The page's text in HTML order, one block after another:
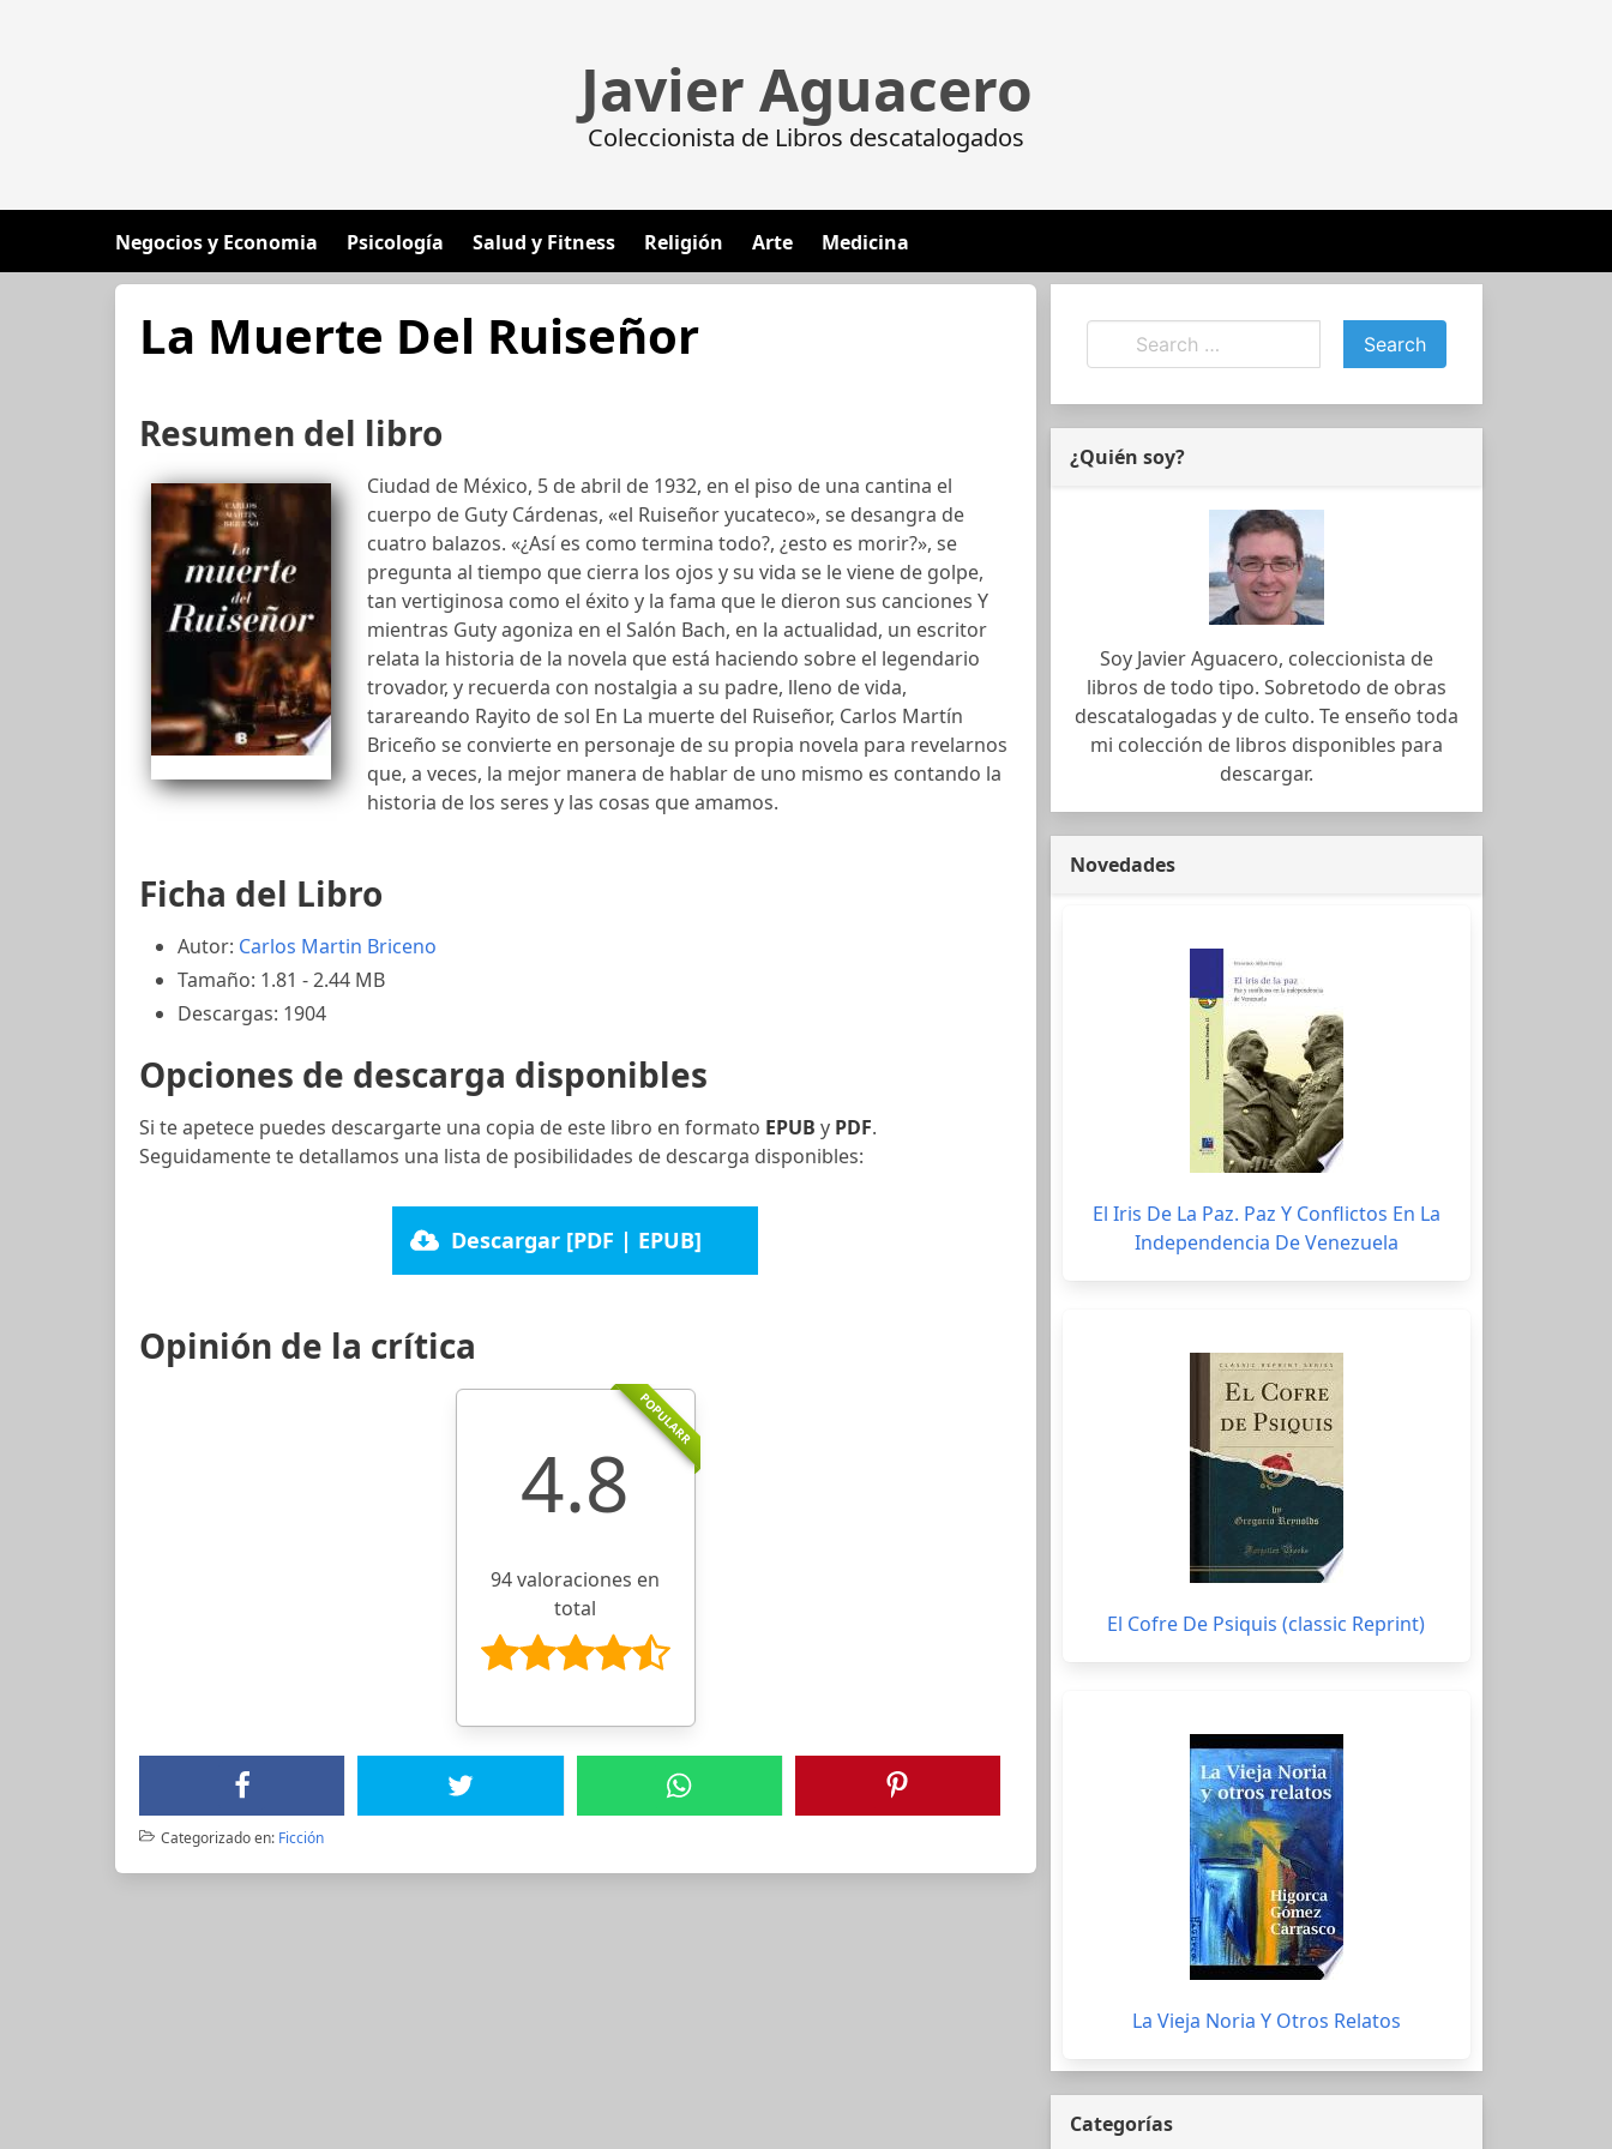
Javier Aguacero
Coleccionista de Libros descatalogados
Negocios y Economia Psicología Salud y Fitness Religión Arte Medicina
La Muerte Del Ruiseñor
Resumen del libro
Ciudad de México, 5 de abril de 1932, en el piso de una cantina el
cuerpo de Guty Cárdenas, «el Ruiseñor yucateco», se desangra de
cuatro balazos. «¿Así es como termina todo?, ¿esto es morir?», se
pregunta al tiempo que cierra los ojos y su vida se le viene de golpe,
tan vertiginosa como el éxito y la fama que le dieron sus canciones Y
mientras Guty agoniza en el Salón Bach, en la actualidad, un escritor
relata la historia de la novela que está haciendo sobre el legendario
trovador, y recuerda con nostalgia a su padre, lleno de vida,
tarareando Rayito de sol En La muerte del Ruiseñor, Carlos Martín
Briceño se convierte en personaje de su propia novela para revelarnos
que, a veces, la mejor manera de hablar de uno mismo es contando la
historia de los seres y las cosas que amamos.
Ficha del Libro
Autor: Carlos Martin Briceno
Tamaño: 1.81 - 2.44 MB
Descargas: 1904
Opciones de descarga disponibles
Si te apetece puedes descargarte una copia de este libro en formato EPUB y PDF.
Seguidamente te detallamos una lista de posibilidades de descarga disponibles:
Descargar [PDF | EPUB]
Opinión de la crítica
POPULARR
4.8
94 valoraciones en
total
Categorizado en: Ficción
¿Quién soy?
Soy Javier Aguacero, coleccionista de
libros de todo tipo. Sobretodo de obras
descatalogadas y de culto. Te enseño toda
mi colección de libros disponibles para
descargar.
Novedades
El Iris De La Paz. Paz Y Conflictos En La
Independencia De Venezuela
El Cofre De Psiquis (classic Reprint)
La Vieja Noria Y Otros Relatos
Categorías